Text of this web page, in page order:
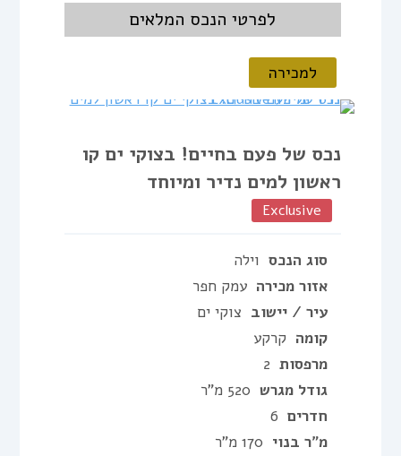
לפרטי הנכס המלאים
למכירה
נכס של פעם בחיים! בצוקי ים קו
ראשון למים נדיר ומיוחד
Exclusive
סוג הנכס וילה
אזור מכירה עמק חפר
עיר / יישוב צוקי ים
קומה קרקע
מרפסות 2
גודל מגרש 520 מ"ר
חדרים 6
מ"ר בנוי 170 מ"ר